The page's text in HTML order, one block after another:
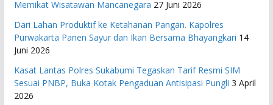
Memikat Wisatawan Mancanegara 27 Juni 2026
Dari Lahan Produktif ke Ketahanan Pangan. Kapolres
Purwakarta Panen Sayur dan Ikan Bersama Bhayangkari 14
Juni 2026
Kasat Lantas Polres Sukabumi Tegaskan Tarif Resmi SIM
Sesuai PNBP, Buka Kotak Pengaduan Antisipasi Pungli 3 April
2026